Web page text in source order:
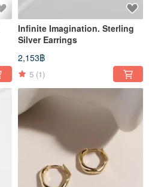
Infinite Imagination. Sterling
Silver Earrings
2,153฿
5 (1)